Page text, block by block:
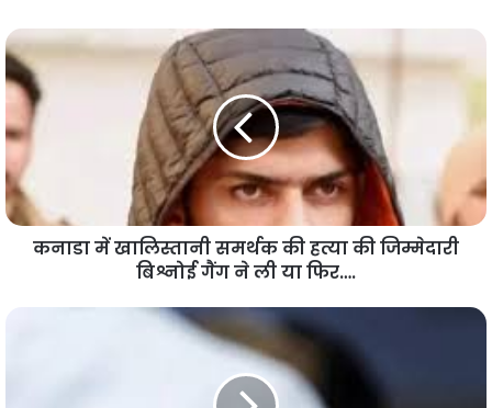
कनाडा में खालिस्तानी समर्थक की हत्या की जिम्मेदारी
बिश्नोई गैंग ने ली या फिर….